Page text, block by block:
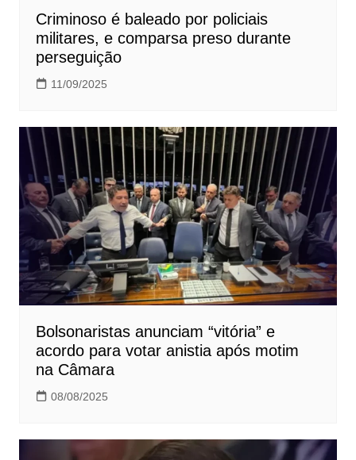
Criminoso é baleado por policiais
militares, e comparsa preso durante
perseguição
11/09/2025
Bolsonaristas anunciam “vitória” e
acordo para votar anistia após motim
na Câmara
08/08/2025